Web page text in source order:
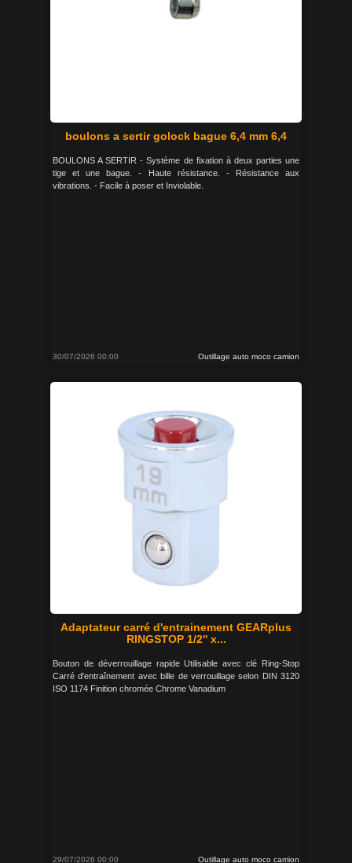
boulons a sertir golock bague 6,4 mm 6,4
BOULONS A SERTIR - Système de fixation à deux parties une
tige et une bague. - Haute résistance. - Résistance aux
vibrations. - Facile à poser et Inviolable.
30/07/2026 00:00 Outillage auto moco camion
Adaptateur carré d'entrainement GEARplus
RINGSTOP 1/2'' x...
Bouton de déverrouillage rapide Utilisable avec clé Ring-Stop
Carré d'entraînement avec bille de verrouillage selon DIN 3120
ISO 1174 Finition chromée Chrome Vanadium
29/07/2026 00:00 Outillage auto moco camion